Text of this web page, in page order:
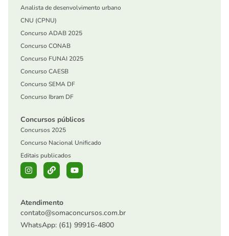
Analista de desenvolvimento urbano
CNU (CPNU)
Concurso ADAB 2025
Concurso CONAB
Concurso FUNAI 2025
Concurso CAESB
Concurso SEMA DF
Concurso Ibram DF
Concursos públicos
Concursos 2025
Concurso Nacional Unificado
Editais publicados
Atendimento
contato@somaconcursos.com.br
WhatsApp: (61) 99916-4800